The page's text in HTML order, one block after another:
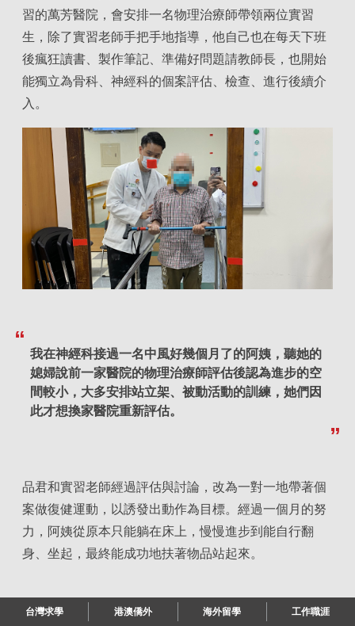
台灣求學 港澳僑外 海外留學 工作職涯
習的萬芳醫院，會安排一名物理治療師帶領兩位實習
生，除了實習老師手把手地指導，他自己也在每天下班
後瘋狂讀書、製作筆記、準備好問題請教師長，也開始
能獨立為骨科、神經科的個案評估、檢查、進行後續介
入。
我在神經科接過一名中風好幾個月了的阿姨，聽她的
媳婦說前一家醫院的物理治療師評估後認為進步的空
間較小，大多安排站立架、被動活動的訓練，她們因
此才想換家醫院重新評估。
品君和實習老師經過評估與討論，改為一對一地帶著個
案做復健運動，以誘發出動作為目標。經過一個月的努
力，阿姨從原本只能躺在床上，慢慢進步到能自行翻
身、坐起，最終能成功地扶著物品站起來。